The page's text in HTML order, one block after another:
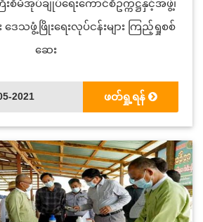
စီမံအုပ်ချုပ်ရေးကောင်စီဥက္ကဋ္ဌနှင့်အဖွဲ့၊
သဖွံ့ဖြိုးရေးလုပ်ငန်းများ ကြည့်ရှုစစ်
ဆေး
2021 ဖတ်ရှု့ရန်